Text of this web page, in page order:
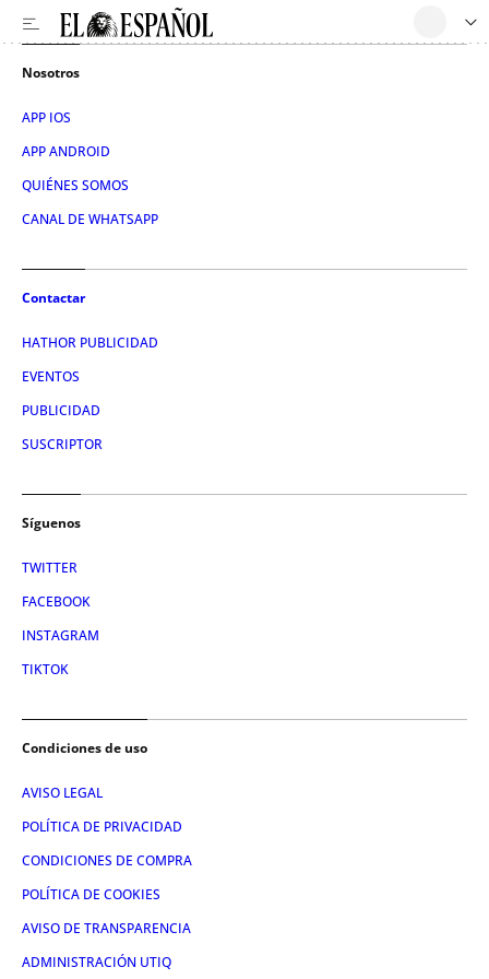
Nosotros
APP IOS
APP ANDROID
QUIÉNES SOMOS
CANAL DE WHATSAPP
Contactar
HATHOR PUBLICIDAD
EVENTOS
PUBLICIDAD
SUSCRIPTOR
Síguenos
TWITTER
FACEBOOK
INSTAGRAM
TIKTOK
Condiciones de uso
AVISO LEGAL
POLÍTICA DE PRIVACIDAD
CONDICIONES DE COMPRA
POLÍTICA DE COOKIES
AVISO DE TRANSPARENCIA
ADMINISTRACIÓN UTIQ